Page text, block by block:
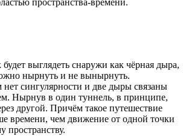
пространства-времени.
выглядеть снаружи как чёрная дыра,
нырнуть и не вынырнуть.
сингулярности и две дыры связаны
Нырнув в один туннель, в принципе,
другой. Причём такое путешествие
времени, чем движение от одной точки
пространству.